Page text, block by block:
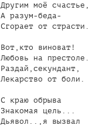
Другим моё счастье,
А разум-беда-
Сгорает от страсти.
Вот,кто виноват!
Любовь на престоле.
Раздай,секундант,
Лекарство от боли.
С краю обрыва
Знакомая цель...
Дьявол..,я вызвал